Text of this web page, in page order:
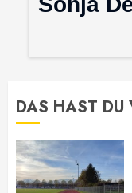
DAS HAST DU